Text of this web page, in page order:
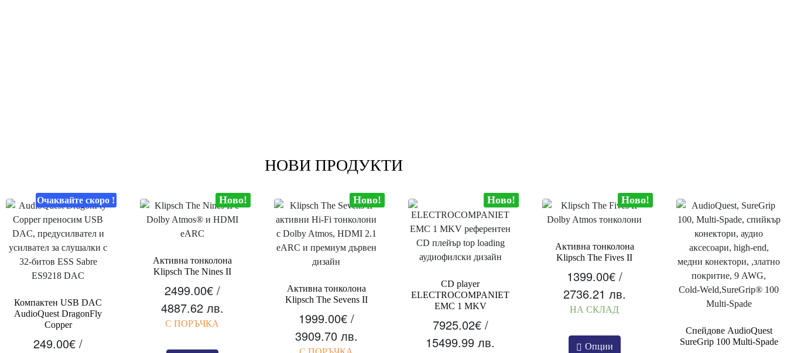
НОВИ ПРОДУКТИ
Oчаквайте скоро !
Компактен USB DAC
AudioQuest DragonFly
Copper
249.00€ /
Ново!
Активна тонколона
Klipsch The Nines II
2499.00€/
4887.62 лв.
С ПОРЪЧКА
Ново!
Активна тонколона
Klipsch The Sevens II
1999.00€/
3909.70 лв.
Ново!
CD player
ELECTROCOMPANIET
EMC 1 MKV
7925.02€/
15499.99 лв.
Ново!
Активна тонколона
Klipsch The Fives II
1399.00€/
2736.21 лв.
НА СКЛАД
Опции
Спейдове AudioQuest
SureGrip 100 Multi‑Spade